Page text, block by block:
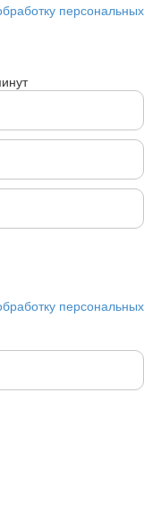
персональных
персональных